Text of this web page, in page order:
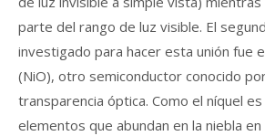
parte del rango de luz visible. El
investigado para hacer esta unión fue
(NiO), otro semiconductor conocido
transparencia óptica. Como el níquel
elementos que abundan en la niebla